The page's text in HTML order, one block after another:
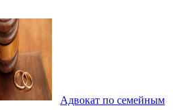
Адвокат по семейным